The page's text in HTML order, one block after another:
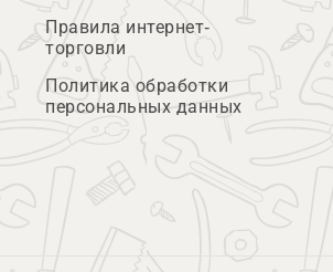
Правила интернет-
торговли
Политика обработки
персональных данных